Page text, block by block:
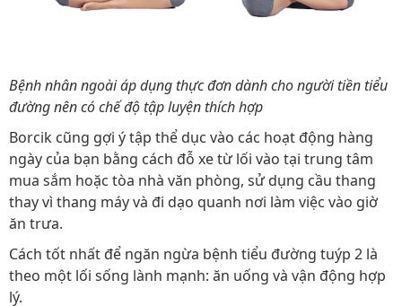
Bệnh nhân ngoài áp dụng thực đơn dành cho người tiền tiểu
đường nên có chế độ tập luyện thích hợp
Borcik cũng gợi ý tập thể dục vào các hoạt động hàng
ngày của bạn bằng cách đỗ xe từ lối vào tại trung tâm
mua sắm hoặc tòa nhà văn phòng, sử dụng cầu thang
thay vì thang máy và đi dạo quanh nơi làm việc vào giờ
ăn trưa.
Cách tốt nhất để ngăn ngừa bệnh tiểu đường tuýp 2 là
theo một lối sống lành mạnh: ăn uống và vận động hợp
lý.